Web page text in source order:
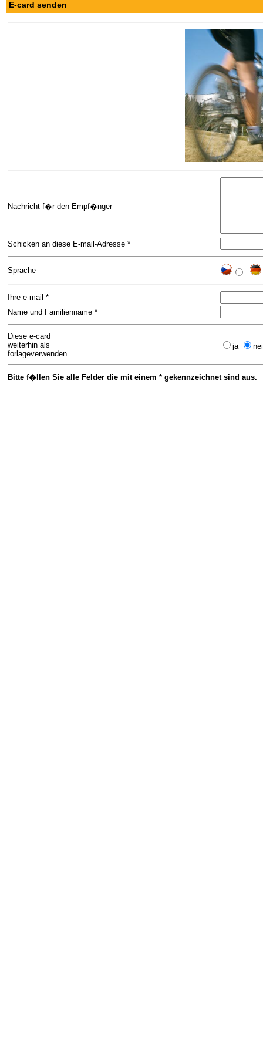
E-card senden
Nachricht f�r den Empf�nger
Schicken an diese E-mail-Adresse *
Sprache
Ihre e-mail *
Name und Familienname *
Diese e-card
weiterhin als
forlageverwenden
ja
Bitte f�llen Sie alle Felder die mit einem * gekennzeichnet sind aus.